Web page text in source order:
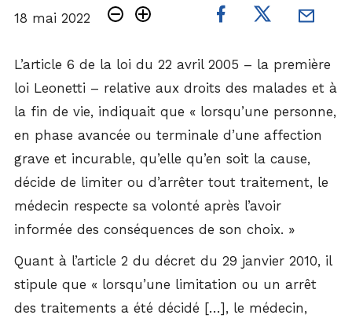
18 mai 2022
L’article 6 de la loi du 22 avril 2005 – la première
loi Leonetti – relative aux droits des malades et à
la fin de vie, indiquait que « lorsqu’une personne,
en phase avancée ou terminale d’une affection
grave et incurable, qu’elle qu’en soit la cause,
décide de limiter ou d’arrêter tout traitement, le
médecin respecte sa volonté après l’avoir
informée des conséquences de son choix. »
Quant à l’article 2 du décret du 29 janvier 2010, il
stipule que « lorsqu’une limitation ou un arrêt
des traitements a été décidé […], le médecin,